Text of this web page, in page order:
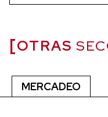
OTRAS
MERCADEO